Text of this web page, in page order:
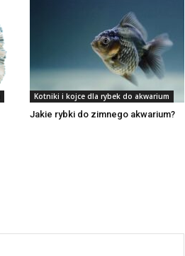
Kotniki i kojce dla rybek do akwarium
Jakie rybki do zimnego akwarium?